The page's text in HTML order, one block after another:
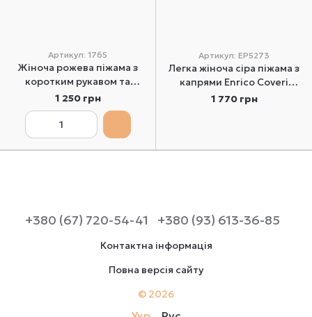
Артикул: 1765
Жіноча рожева піжама з
коротким рукавом та
капрями Roksana 1765 S
1 250 грн
Артикул: EP5273
Легка жіноча сіра піжама з
капрями Enrico Coveri
EP5273 M
1 770 грн
+380 (67) 720-54-41 +380 (93) 613-36-85
Контактна інформація
Повна версія сайту
© 2026